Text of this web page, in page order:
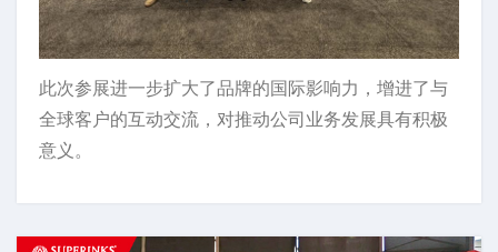
此次参展进一步扩大了品牌的国际影响力，增进了与
全球客户的互动交流，对推动公司业务发展具有积极
意义。